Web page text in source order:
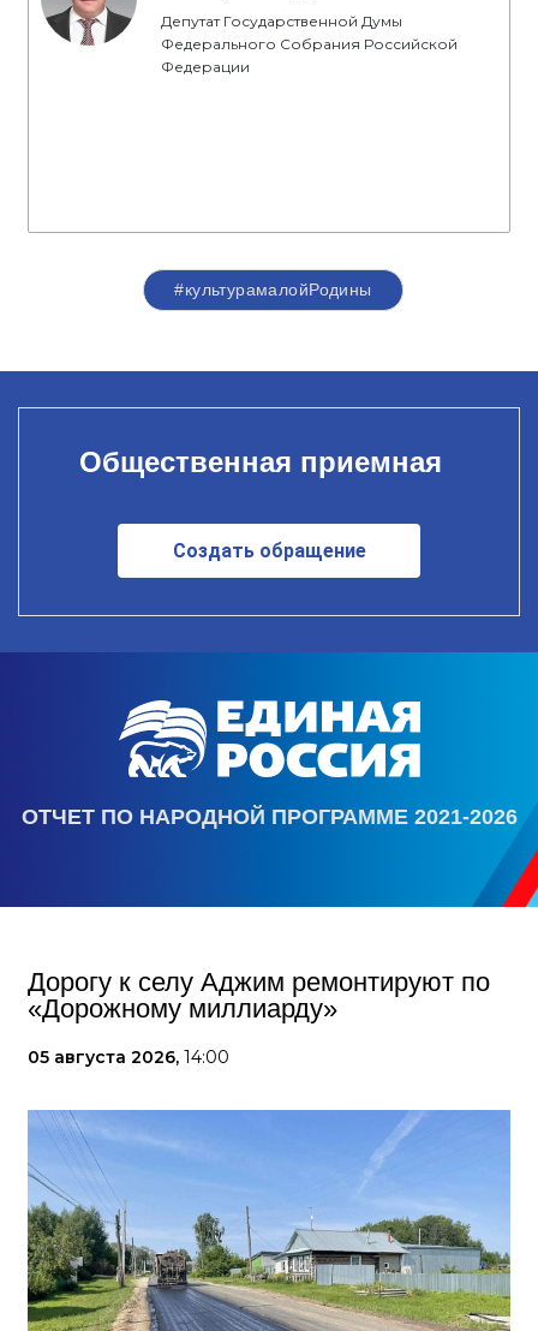
Депутат Государственной Думы
Федерального Собрания Российской
Федерации
#культурамалойРодины
Общественная приемная
Создать обращение
ОТЧЕТ ПО НАРОДНОЙ ПРОГРАММЕ 2021-2026
Дорогу к селу Аджим ремонтируют по
«Дорожному миллиарду»
05 августа 2026, 14:00